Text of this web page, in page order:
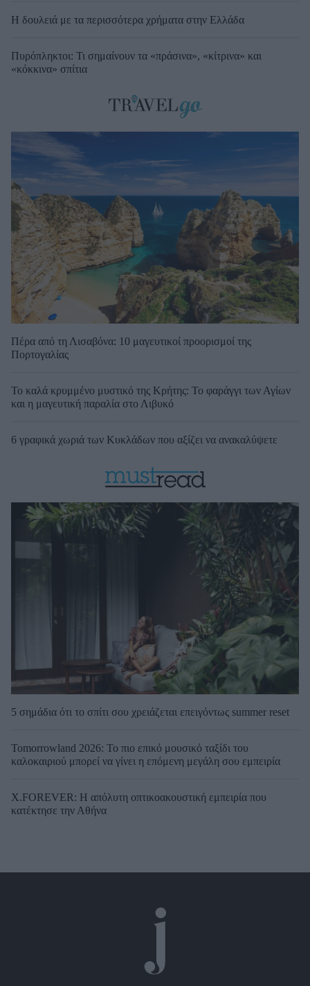
Η δουλειά με τα περισσότερα χρήματα στην Ελλάδα
Πυρόπληκτοι: Τι σημαίνουν τα «πράσινα», «κίτρινα» και
«κόκκινα» σπίτια
Πέρα από τη Λισαβόνα: 10 μαγευτικοί προορισμοί της
Πορτογαλίας
Το καλά κρυμμένο μυστικό της Κρήτης: Το φαράγγι των Αγίων
και η μαγευτική παραλία στο Λιβυκό
6 γραφικά χωριά των Κυκλάδων που αξίζει να ανακαλύψετε
5 σημάδια ότι το σπίτι σου χρειάζεται επειγόντως summer reset
Tomorrowland 2026: Το πιο επικό μουσικό ταξίδι του
καλοκαιριού μπορεί να γίνει η επόμενη μεγάλη σου εμπειρία
X.FOREVER: Η απόλυτη οπτικοακουστική εμπειρία που
κατέκτησε την Αθήνα